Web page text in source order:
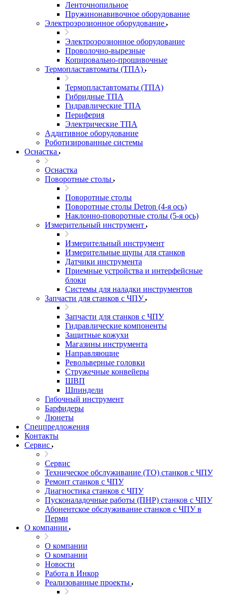
Ленточнопильное
Пружинонавивочное оборудование
Электроэрозионное оборудование
Электроэрозионное оборудование
Проволочно-вырезные
Копировально-прошивочные
Термопластавтоматы (ТПА)
Термопластавтоматы (ТПА)
Гибридные ТПА
Гидравлические ТПА
Периферия
Электрические ТПА
Аддитивное оборудование
Роботизированные системы
Оснастка
Оснастка
Поворотные столы
Поворотные столы
Поворотные столы Detron (4-я ось)
Наклонно-поворотные столы (5-я ось)
Измерительный инструмент
Измерительный инструмент
Измерительные щупы для станков
Датчики инструмента
Приемные устройства и интерфейсные
блоки
Системы для наладки инструментов
Запчасти для станков с ЧПУ
Запчасти для станков с ЧПУ
Гидравлические компоненты
Защитные кожухи
Магазины инструмента
Направляющие
Револьверные головки
Стружечные конвейеры
ШВП
Шпиндели
Гибочный инструмент
Барфидеры
Люнеты
Спецпредложения
Контакты
Сервис
Сервис
Техническое обслуживание (ТО) станков с ЧПУ
Ремонт станков с ЧПУ
Диагностика станков с ЧПУ
Пусконаладочные работы (ПНР) станков с ЧПУ
Абонентское обслуживание станков с ЧПУ в
Перми
О компании
О компании
О компании
Новости
Работа в Инкор
Реализованные проекты